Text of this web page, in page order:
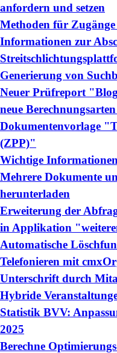
anfordern und setzen
Methoden für
Informationen zur
Generierung von
Neuer Prüfreport
neue
Dokumentenvorlage
(ZPP)"
Wichtige
Mehrere Dokumente
herunterladen
Erweiterung der
in Applikation
Automatische
Telefonieren mit
Unterschrift durch
Hybride
Statistik BVV:
2025
Berechne